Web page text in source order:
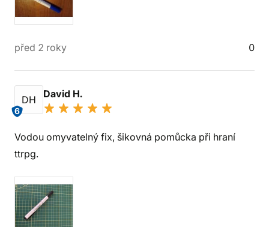
před 2 roky 0
DH
6
David H.
Vodou omyvatelný fix, šikovná pomůcka při hraní
ttrpg.